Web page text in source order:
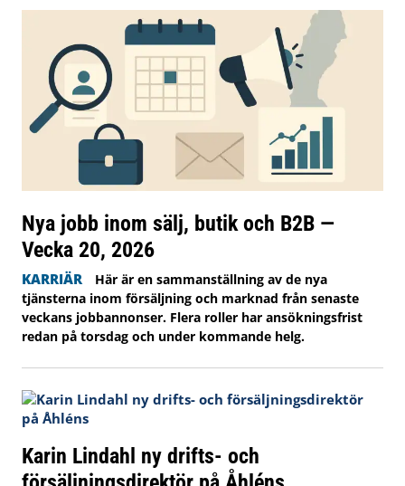
Nya jobb inom sälj, butik och B2B —
Vecka 20, 2026
KARRIÄR
Här är en sammanställning av de nya
tjänsterna inom försäljning och marknad från senaste
veckans jobbannonser. Flera roller har ansökningsfrist
redan på torsdag och under kommande helg.
Karin Lindahl ny drifts- och